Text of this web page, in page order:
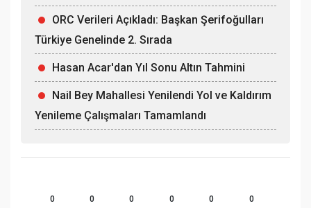
ORC Verileri Açıkladı: Başkan Şerifoğulları
Türkiye Genelinde 2. Sırada
Hasan Acar'dan Yıl Sonu Altın Tahmini
Nail Bey Mahallesi Yenilendi Yol ve Kaldırım
Yenileme Çalışmaları Tamamlandı
0 0 0 0 0 0